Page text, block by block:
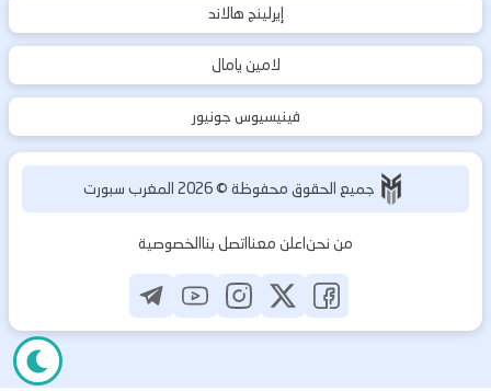
إيرلينج هالاند
لامين يامال
فينيسيوس جونيور
جميع الحقوق محفوظة ©2026المغرب سبورت
من نحناعلن معنااتصل بناالخصوصية